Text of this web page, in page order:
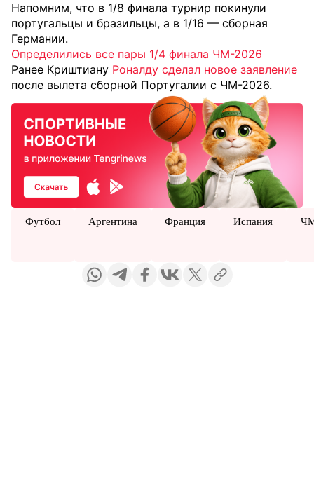
Напомним, что в 1/8 финала турнир покинули
португальцы и бразильцы, а в 1/16 — сборная
Германии.
Определились все пары 1/4 финала ЧМ-2026
Ранее Криштиану Роналду сделал новое заявление
после вылета сборной Португалии с ЧМ-2026.
Футбол Аргентина Франция Испания